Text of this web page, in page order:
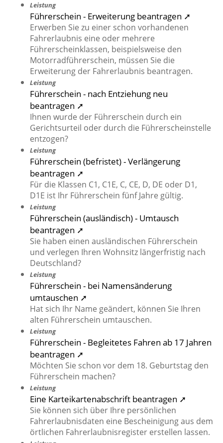
Leistung
Führerschein - Erweiterung beantragen ➚
Erwerben Sie zu einer schon vorhandenen
Fahrerlaubnis eine oder mehrere
Führerscheinklassen, beispielsweise den
Motorradführerschein, müssen Sie die
Erweiterung der Fahrerlaubnis beantragen.
Leistung
Führerschein - nach Entziehung neu
beantragen ➚
Ihnen wurde der Führerschein durch ein
Gerichtsurteil oder durch die Führerscheinstelle
entzogen?
Leistung
Führerschein (befristet) - Verlängerung
beantragen ➚
Für die Klassen C1, C1E, C, CE, D, DE oder D1,
D1E ist Ihr Führerschein fünf Jahre gültig.
Leistung
Führerschein (ausländisch) - Umtausch
beantragen ➚
Sie haben einen ausländischen Führerschein
und verlegen Ihren Wohnsitz längerfristig nach
Deutschland?
Leistung
Führerschein - bei Namensänderung
umtauschen ➚
Hat sich Ihr Name geändert, können Sie Ihren
alten Führerschein umtauschen.
Leistung
Führerschein - Begleitetes Fahren ab 17 Jahren
beantragen ➚
Möchten Sie schon vor dem 18. Geburtstag den
Führerschein machen?
Leistung
Eine Karteikartenabschrift beantragen ➚
Sie können sich über Ihre persönlichen
Fahrerlaubnisdaten eine Bescheinigung aus dem
örtlichen Fahrerlaubnisregister erstellen lassen.